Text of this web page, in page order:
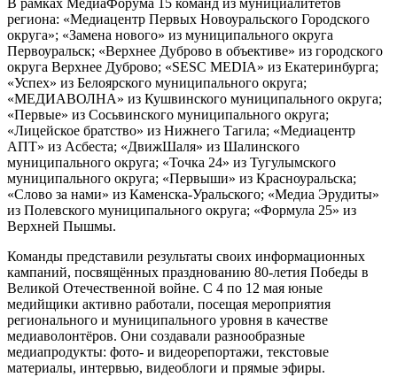
В рамках МедиаФорума 15 команд из мунициалитетов
региона: «Медиацентр Первых Новоуральского Городского
округа»; «Замена нового» из муниципального округа
Первоуральск; «Верхнее Дуброво в объективе» из городского
округа Верхнее Дуброво; «SESC MEDIA» из Екатеринбурга;
«Успех» из Белоярского муниципального округа;
«МЕДИАВОЛНА» из Кушвинского муниципального округа;
«Первые» из Сосьвинского муниципального округа;
«Лицейское братство» из Нижнего Тагила; «Медиацентр
АПТ» из Асбеста; «ДвижШаля» из Шалинского
муниципального округа; «Точка 24» из Тугулымского
муниципального округа; «Первыши» из Красноуральска;
«Слово за нами» из Каменска-Уральского; «Медиа Эрудиты»
из Полевского муниципального округа; «Формула 25» из
Верхней Пышмы.
Команды представили результаты своих информационных
кампаний, посвящённых празднованию 80-летия Победы в
Великой Отечественной войне. С 4 по 12 мая юные
медийщики активно работали, посещая мероприятия
регионального и муниципального уровня в качестве
медиаволонтёров. Они создавали разнообразные
медиапродукты: фото- и видеорепортажи, текстовые
материалы, интервью, видеоблоги и прямые эфиры.